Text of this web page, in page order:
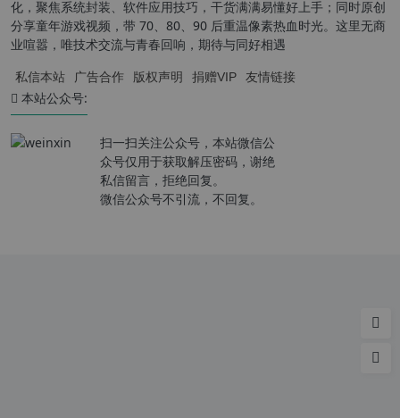
化，聚焦系统封装、软件应用技巧，干货满满易懂好上手；同时原创
分享童年游戏视频，带 70、80、90 后重温像素热血时光。这里无商
业喧嚣，唯技术交流与青春回响，期待与同好相遇
私信本站 广告合作 版权声明 捐赠VIP 友情链接
本站公众号:
扫一扫关注公众号，本站微信公
众号仅用于获取解压密码，谢绝
私信留言，拒绝回复。
微信公众号不引流，不回复。